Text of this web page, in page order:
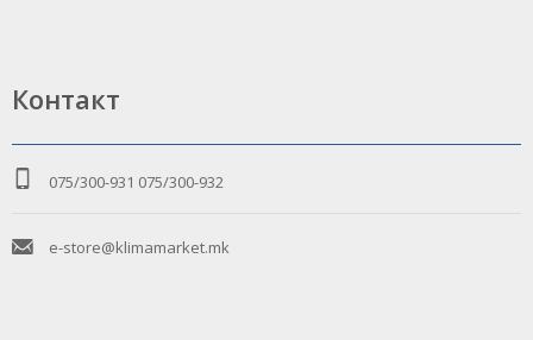
Контакт
075/300-931 075/300-932
e-store@klimamarket.mk